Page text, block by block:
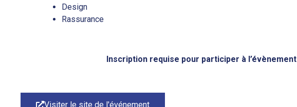
Design
Rassurance
Inscription requise pour participer à l’évènement
Visiter le site de l'événement